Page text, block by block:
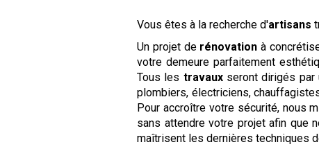
Vous êtes à la recherche d'artisans
Un projet de rénovation à
votre demeure parfaitement
Tous les travauxseront dirigés par
plombiers, électriciens,
Pour accroître votre sécurité, nous
sans attendre votre projet afin que
maîtrisent les dernières techniques